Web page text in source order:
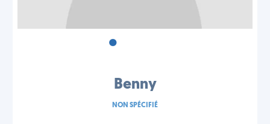
•
Benny
NON SPÉCIFIÉ